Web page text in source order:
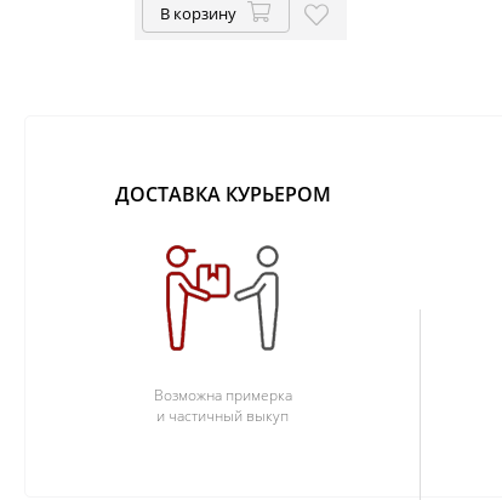
В корзину
ДОСТАВКА КУРЬЕРОМ
Возможна примерка
и частичный выкуп